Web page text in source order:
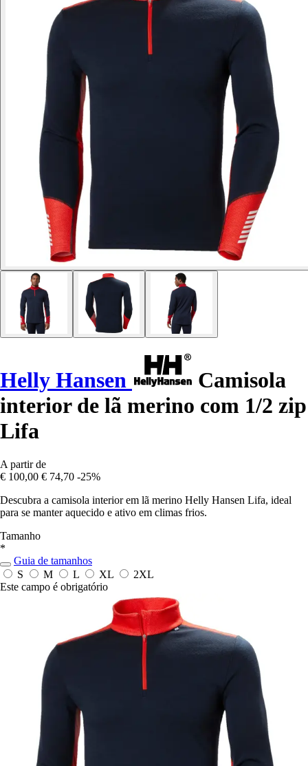
Helly Hansen
Camisola
interior de lã merino com 1/2 zip
Lifa
A partir de
€ 100,00 € 74,70 -25%
Descubra a camisola interior em lã merino Helly Hansen Lifa, ideal
para se manter aquecido e ativo em climas frios.
Tamanho
*
Guia de tamanhos
S
M L XL
2XL
Este campo é obrigatório